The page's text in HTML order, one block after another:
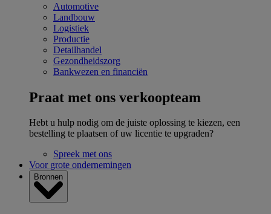
Automotive
Landbouw
Logistiek
Productie
Detailhandel
Gezondheidszorg
Bankwezen en financiën
Praat met ons verkoopteam
Hebt u hulp nodig om de juiste oplossing te kiezen, een
bestelling te plaatsen of uw licentie te upgraden?
Spreek met ons
Voor grote ondernemingen
Bronnen